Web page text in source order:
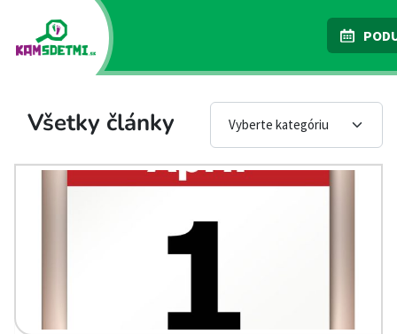
Všetky články